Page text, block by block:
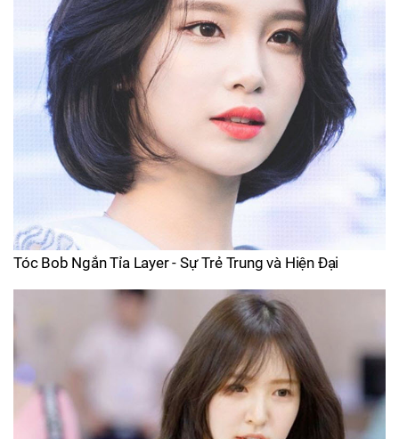
Tóc Bob Ngắn Tỉa Layer - Sự Trẻ Trung và Hiện Đại